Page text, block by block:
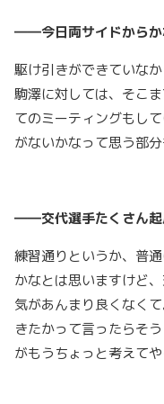
――今日両サイドからか
駆け引きができていな
駒澤に対しては、そこ
てのミーティングもし
がないかなって思う部分
――交代選手たくさん起
練習通りというか、普
かなとは思いますけど
気があんまり良くなく
きたかって言ったらそ
がもうちょっと考えて